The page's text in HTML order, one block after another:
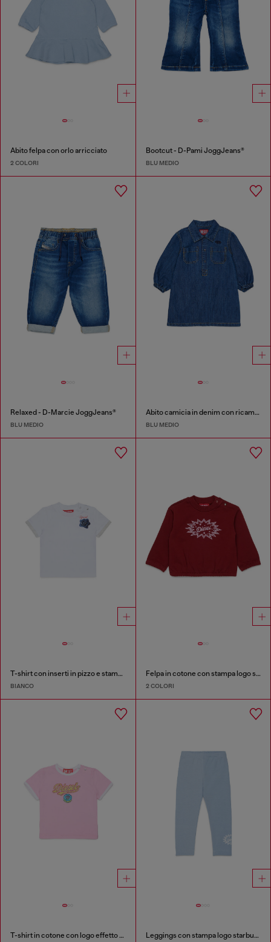
Abito felpa con orlo arricciato
2 COLORI
Bootcut - D-Pami JoggJeans®
BLU MEDIO
Relaxed - D-Marcie JoggJeans®
BLU MEDIO
Abito camicia in denim con ricamo logo Oval D
BLU MEDIO
T-shirt con inserti in pizzo e stampa rosa
BIANCO
Felpa in cotone con stampa logo starburst
2 COLORI
T-shirt in cotone con logo effetto glitter Leggings con stampa logo starburst